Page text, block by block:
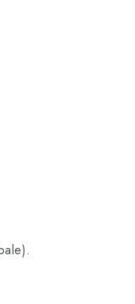
na obale).